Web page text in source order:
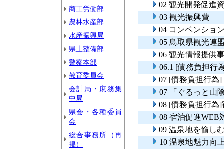
商工労働部
農林水産部
水産振興局
県土整備部
警察本部
教育委員会
会計局・庶務集
中局
県会・各種委員
会
総合事務所（再
掲）
02 観光開発促進
03 観光振興費
04 コンベンショ
05 鳥取県観光連
06 観光情報提供
06.1 [債務負担行
07 [債務負担行為
07 「ぐるっと山
08 [債務負担行
08 宿泊促進WEB
09 温泉地を愉し
10 温泉地魅力向